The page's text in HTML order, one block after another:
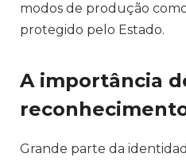
modos de produção
protegido pelo Estado.
A importância
Grande parte da